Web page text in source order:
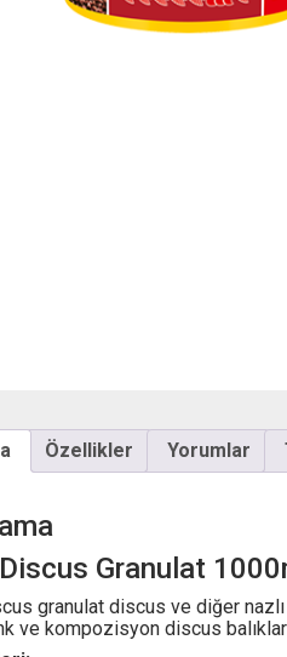
Özellikler Yorumlar
Granulat
granulat discus ve diğer
ve kompozisyon discus